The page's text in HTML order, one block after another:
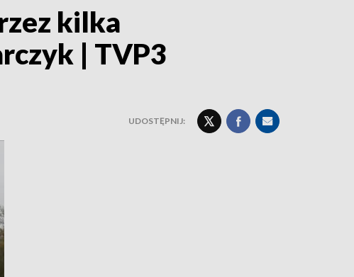
kilka
| TVP3
UDOSTĘPNIJ: